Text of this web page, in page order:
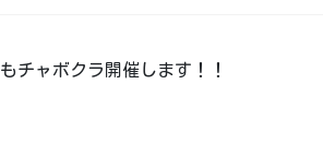
チャボクラ開催します！！